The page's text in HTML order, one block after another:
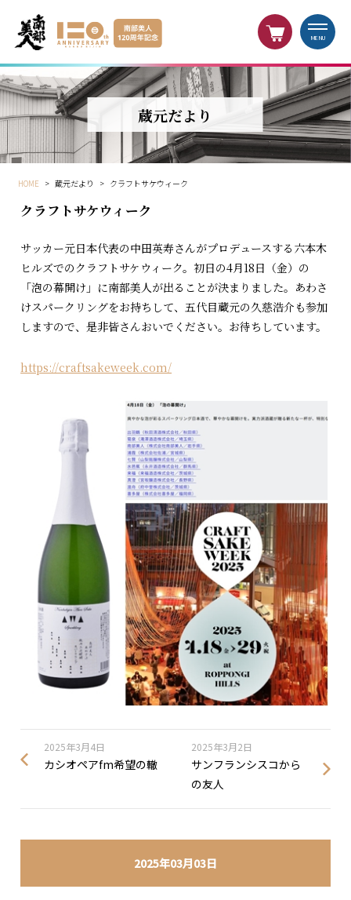
MENU
蔵元だより
HOME > 蔵元だより > クラフトサケウィーク
2025年03月03日
クラフトサケウィーク
サッカー元日本代表の中田英寿さんがプロデュースする六本木
ヒルズでのクラフトサケウィーク。初日の4月18日（金）の
「泡の幕開け」に南部美人が出ることが決まりました。あわさ
けスパークリングをお持ちして、五代目蔵元の久慈浩介も参加
しますので、是非皆さんおいでください。お待ちしています。
https://craftsakeweek.com/
2025年3月4日
カシオペアfm希望の轍
2025年3月2日
サンフランシスコから
の友人